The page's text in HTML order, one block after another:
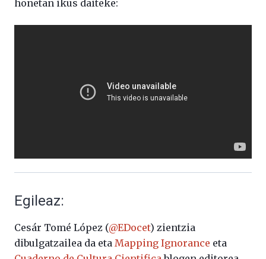
honetan ikus daiteke:
Egileaz:
Cesár Tomé López (@EDocet) zientzia
dibulgatzailea da eta Mapping Ignorance eta